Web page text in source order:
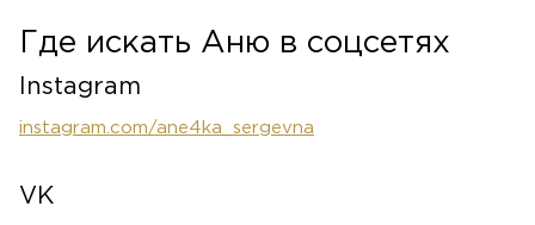
Где искать Аню в соцсетях
Instagram
instagram.com/ane4ka_sergevna
VK